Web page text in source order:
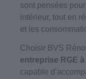
sont pensées
intérieur, tout en
et les
Choisir BVS
entreprise RGE
capable